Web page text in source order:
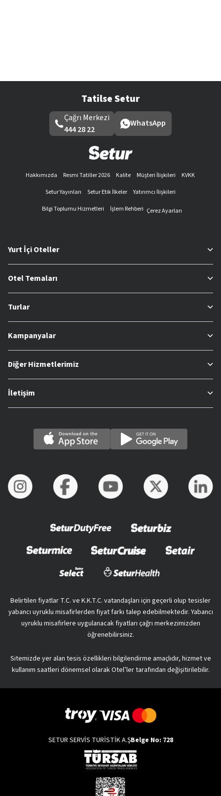
Tatilse Setur
Çağrı Merkezi
444 28 22
WhatsApp
Hakkımızda Resmi Tatiller 2026 Kalite Müşteri İlişkileri
KVKK
Setur Yayınları
Setur Etik İlkeler
Yatırımcı İlişkileri
Bilgi Toplumu Hizmetleri
İşlem Rehberi Çerez Ayarları
Yurt İçi Oteller
Otel Temaları
Turlar
Kampanyalar
Diğer Hizmetlerimiz
İletişim
Belirtilen fiyatlar T.C. ve K.K.T.C. vatandaşları için geçerli olup tesisler
yabancı uyruklu misafirlerden fiyat farkı talep edebilmektedir. Yabancı
uyruklu misafirlere uygulanacak fiyatları çağrı merkezimizden
öğrenebilirsiniz.
Sitemizde yer alan tesis özellikleri bilgilendirme amaçlıdır, hizmet ve
kullanım saatleri dönemsel olarak Otel’ler tarafından değişitirilebilir.
SETUR SERVİS TURİSTİK A.ŞBelge No: 728